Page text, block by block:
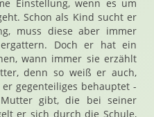
Einstellung, wenn es um
Schon als Kind sucht er
muss diese aber immer
Doch er hat ein
wann immer sie erzählt
denn so weiß er auch,
gegenteiliges behauptet -
gibt, die bei seiner
er sich durch die Schule,